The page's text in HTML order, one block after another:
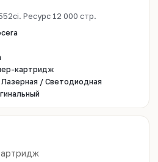
Ресурс 12 000 стр.
картридж
Лазерная / Светодиодная